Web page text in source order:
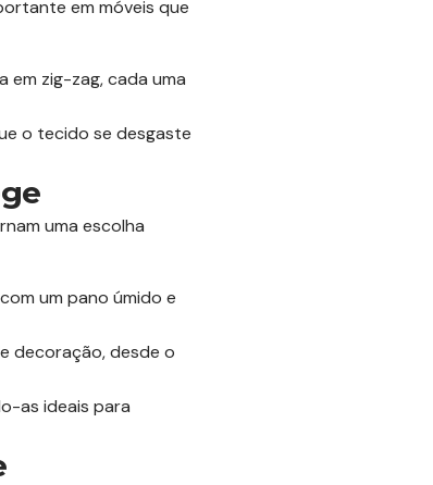
em móveis que
zig-zag, cada uma
o tecido se desgaste
uma escolha
um pano úmido e
decoração, desde o
as ideais para